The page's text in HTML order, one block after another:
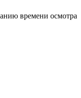
времени осмотра